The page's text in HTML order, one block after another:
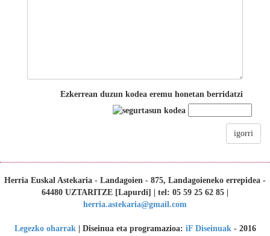
Ezkerrean duzun kodea eremu honetan berridatzi
igorri
Herria Euskal Astekaria - Landagoien - 875, Landagoieneko errepidea -
64480 UZTARITZE [Lapurdi] | tel: 05 59 25 62 85 |
herria.astekaria@gmail.com
Legezko oharrak| Diseinua eta programazioa: iF Diseinuak- 2016